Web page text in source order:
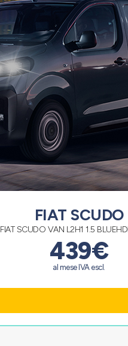
FIAT SCUDO
FIAT SCUDO VAN L2H1 1.5
439€
al mese IVA escl.